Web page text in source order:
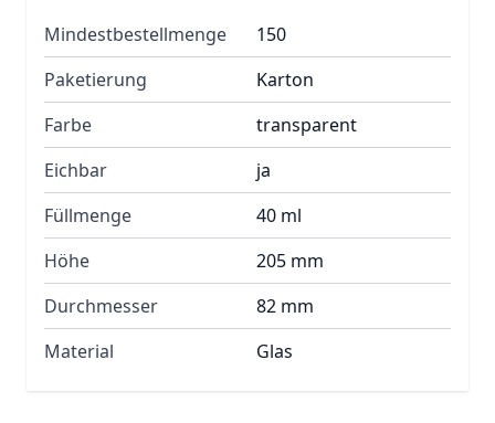
Mindestbestellmenge
150
Paketierung
Karton
Farbe
transparent
Eichbar
ja
Füllmenge
40 ml
Höhe
205 mm
Durchmesser
82 mm
Material
Glas